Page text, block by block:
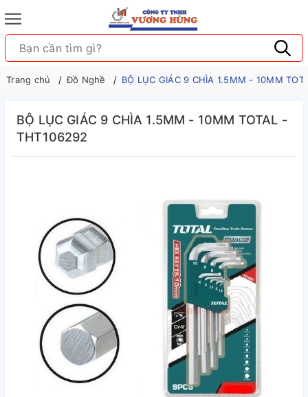
Trang chủ Đồ Nghề BỘ LỤC GIÁC 9 CHÌA 1.5MM - 10MM
BỘ LỤC GIÁC 9 CHÌA 1.5MM - 10MM TOTAL -
THT106292